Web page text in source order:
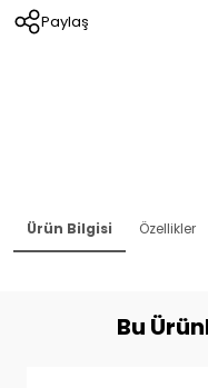
Paylaş
Ürün Bilgisi Özellikler
Bu